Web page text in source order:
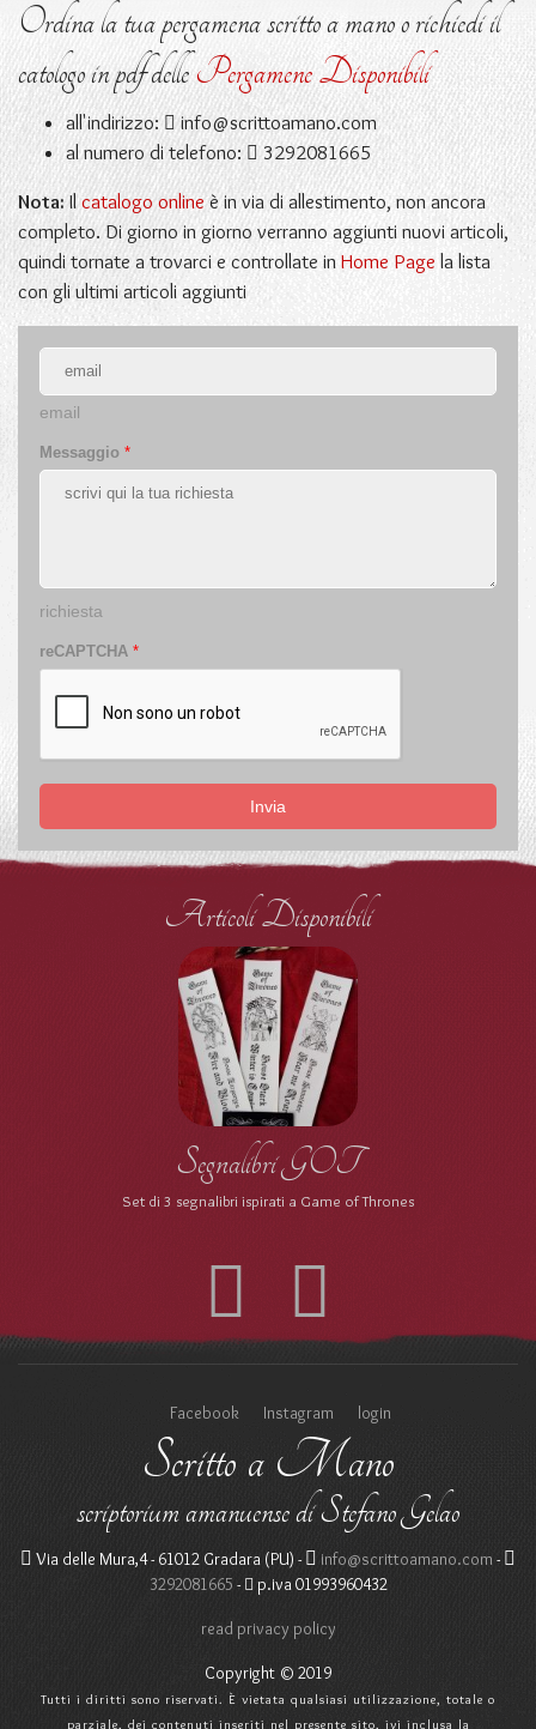
Ordina la tua pergamena scritto a mano o richiedi il
catologo in pdf dellePergamene Disponibili
all'indirizzo: info@scrittoamano.com
al numero di telefono:
3292081665
Nota:Il catalogo onlineè in via di allestimento, non ancora
completo. Di giorno in giorno verranno aggiunti nuovi articoli,
quindi tornate a trovarci e controllate in Home Page la lista
con gli ultimi articoli aggiunti
email
Messaggio *
richiesta
reCAPTCHA *
Invia
Articoli Disponibili
Segnalibri GOT
Set di 3 segnalibri ispirati a Game of Thrones
Facebook Instagram login
Scritto a Mano
scriptorium amanuense di Stefano Gelao
Via delle Mura,4 - 61012 Gradara (PU) - info@scrittoamano.com -
3292081665 - p.iva 01993960432
read privacy policy
Copyright © 2019
Tutti i diritti sono riservati. È vietata qualsiasi utilizzazione, totale o
parziale, dei contenuti inseriti nel presente sito, ivi inclusa la